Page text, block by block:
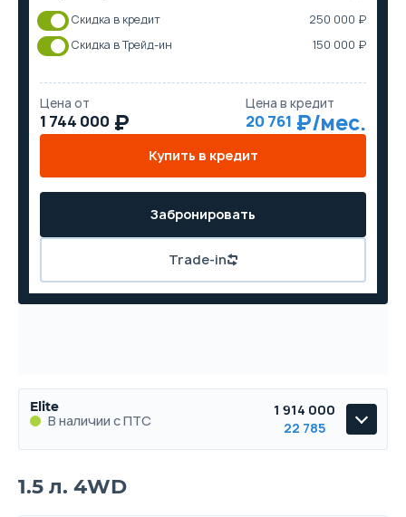
Скидка в кредит
250 000 ₽
Скидка в Трейд-ин
150 000 ₽
Цена от
1 744 000
Цена в кредит
20 761
Купить в кредит
Trade-in
Забронировать
Elite
В наличии с ПТС
1 914 000
22 785
Elite
В наличии с ПТС
1.5 л. 4WD